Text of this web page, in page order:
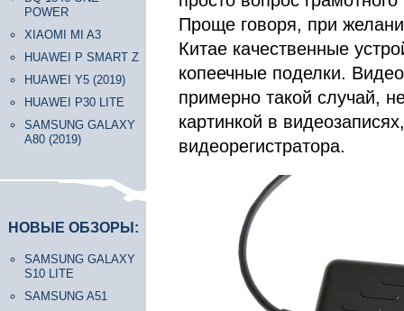
POWER
XIAOMI MI A3
HUAWEI P SMART Z
HUAWEI Y5 (2019)
HUAWEI P30 LITE
SAMSUNG GALAXY
A80 (2019)
НОВЫЕ ОБЗОРЫ:
SAMSUNG GALAXY
S10 LITE
SAMSUNG A51
Проще говоря, при
Китае качественные
копеечные поделки.
примерно такой случай,
картинкой в
видеорегистратора.